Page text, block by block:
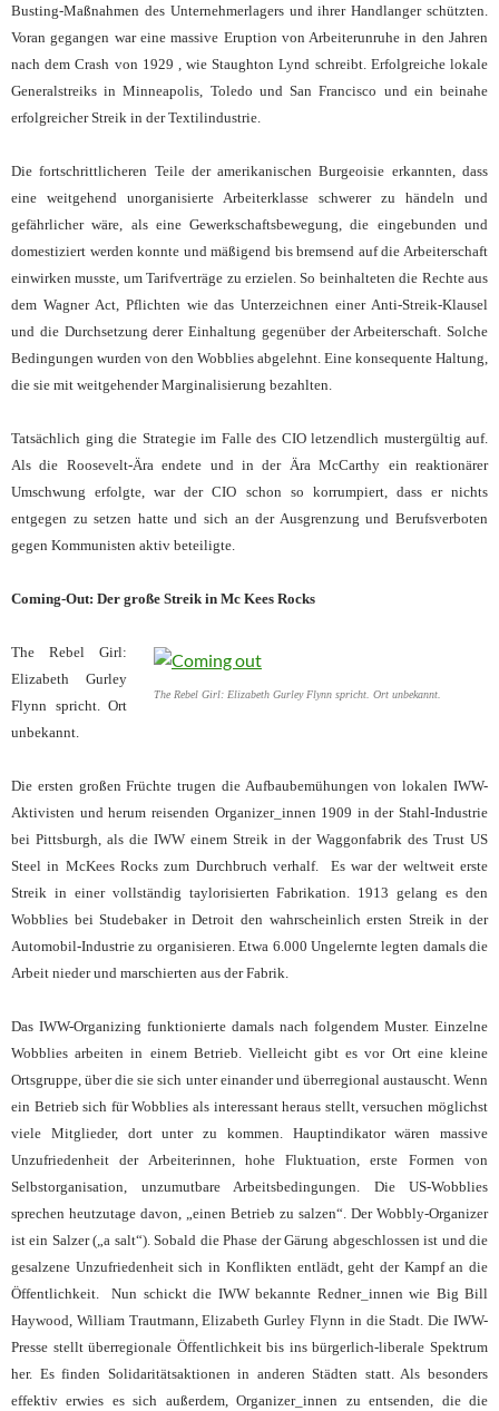
Busting-Maßnahmen des Unternehmerlagers und ihrer Handlanger schützten.
Voran gegangen war eine massive Eruption von Arbeiterunruhe in den Jahren
nach dem Crash von 1929 , wie Staughton Lynd schreibt. Erfolgreiche lokale
Generalstreiks in Minneapolis, Toledo und San Francisco und ein beinahe
erfolgreicher Streik in der Textilindustrie.
Die fortschrittlicheren Teile der amerikanischen Burgeoisie erkannten, dass
eine weitgehend unorganisierte Arbeiterklasse schwerer zu händeln und
gefährlicher wäre, als eine Gewerkschaftsbewegung, die eingebunden und
domestiziert werden konnte und mäßigend bis bremsend auf die Arbeiterschaft
einwirken musste, um Tarifverträge zu erzielen. So beinhalteten die Rechte aus
dem Wagner Act, Pflichten wie das Unterzeichnen einer Anti-Streik-Klausel
und die Durchsetzung derer Einhaltung gegenüber der Arbeiterschaft. Solche
Bedingungen wurden von den Wobblies abgelehnt. Eine konsequente Haltung,
die sie mit weitgehender Marginalisierung bezahlten.
Tatsächlich ging die Strategie im Falle des CIO letzendlich mustergültig auf.
Als die Roosevelt-Ära endete und in der Ära McCarthy ein reaktionärer
Umschwung erfolgte, war der CIO schon so korrumpiert, dass er nichts
entgegen zu setzen hatte und sich an der Ausgrenzung und Berufsverboten
gegen Kommunisten aktiv beteiligte.
Coming-Out: Der große Streik in Mc Kees Rocks
The Rebel Girl: Elizabeth Gurley Flynn spricht. Ort unbekannt.
The Rebel Girl:
Elizabeth Gurley
Flynn spricht. Ort
unbekannt.
Die ersten großen Früchte trugen die Aufbaubemühungen von lokalen IWW-
Aktivisten und herum reisenden Organizer_innen 1909 in der Stahl-Industrie
bei Pittsburgh, als die IWW einem Streik in der Waggonfabrik des Trust US
Steel in McKees Rocks zum Durchbruch verhalf. Es war der weltweit erste
Streik in einer vollständig taylorisierten Fabrikation. 1913 gelang es den
Wobblies bei Studebaker in Detroit den wahrscheinlich ersten Streik in der
Automobil-Industrie zu organisieren. Etwa 6.000 Ungelernte legten damals die
Arbeit nieder und marschierten aus der Fabrik.
Das IWW-Organizing funktionierte damals nach folgendem Muster. Einzelne
Wobblies arbeiten in einem Betrieb. Vielleicht gibt es vor Ort eine kleine
Ortsgruppe, über die sie sich unter einander und überregional austauscht. Wenn
ein Betrieb sich für Wobblies als interessant heraus stellt, versuchen möglichst
viele Mitglieder, dort unter zu kommen. Hauptindikator wären massive
Unzufriedenheit der Arbeiterinnen, hohe Fluktuation, erste Formen von
Selbstorganisation, unzumutbare Arbeitsbedingungen. Die US-Wobblies
sprechen heutzutage davon, „einen Betrieb zu salzen“. Der Wobbly-Organizer
ist ein Salzer („a salt“). Sobald die Phase der Gärung abgeschlossen ist und die
gesalzene Unzufriedenheit sich in Konflikten entlädt, geht der Kampf an die
Öffentlichkeit. Nun schickt die IWW bekannte Redner_innen wie Big Bill
Haywood, William Trautmann, Elizabeth Gurley Flynn in die Stadt. Die IWW-
Presse stellt überregionale Öffentlichkeit bis ins bürgerlich-liberale Spektrum
her. Es finden Solidaritätsaktionen in anderen Städten statt. Als besonders
effektiv erwies es sich außerdem, Organizer_innen zu entsenden, die die